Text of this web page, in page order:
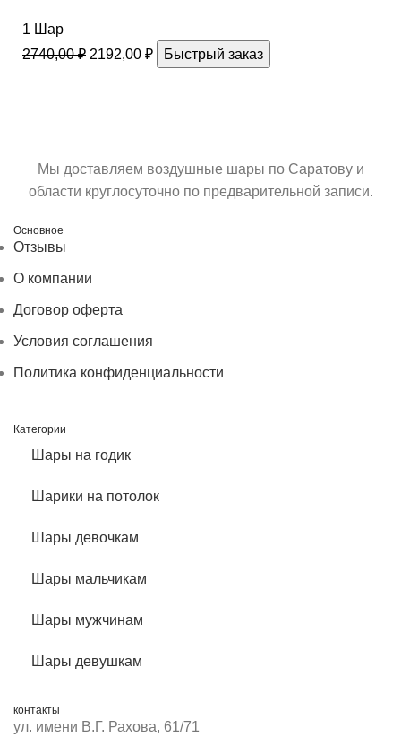
1 Шар
2740,00₽ 2192,00 ₽ Быстрый заказ
Мы доставляем воздушные шары по Саратову и
области круглосуточно по предварительной записи.
Основное
Отзывы
О компании
Договор оферта
Условия соглашения
Политика конфиденциальности
Категории
Шары на годик
Шарики на потолок
Шары девочкам
Шары мальчикам
Шары мужчинам
Шары девушкам
контакты
ул. имени В.Г. Рахова, 61/71